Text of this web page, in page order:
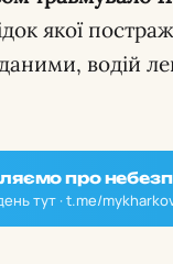
якої
водій
про
тут · t.me/